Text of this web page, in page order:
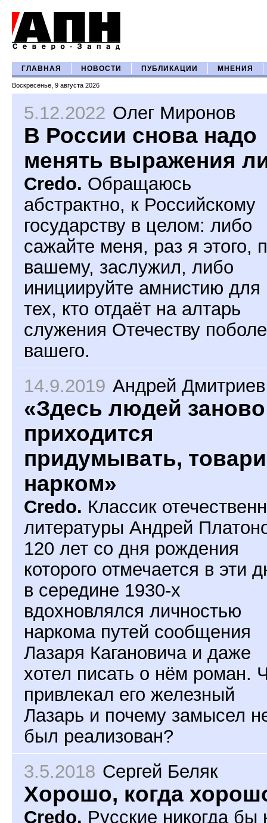
ГЛАВНАЯ НОВОСТИ ПУБЛИКАЦИИ МНЕНИЯ
Воскресенье, 9 августа 2026
5.12.2022 Олег Миронов
В России снова надо
менять выражения
Credo. Обращаюсь
абстрактно, к Российскому
государству в целом: либо
сажайте меня, раз я этого,
вашему, заслужил, либо
инициируйте амнистию для
тех, кто отдаёт на алтарь
служения Отечеству поболе
вашего.
14.9.2019 Андрей Дмитриев
«Здесь людей заново
приходится
придумывать,
нарком»
Credo. Классик
литературы Андрей
120 лет со дня рождения
которого отмечается в эти
в середине 1930-х
вдохновлялся личностью
наркома путей сообщения
Лазаря Кагановича и даже
хотел писать о нём роман.
привлекал его железный
Лазарь и почему замысел
был реализован?
3.5.2018 Сергей Беляк
Хорошо, когда
Credo. Русские никогда бы